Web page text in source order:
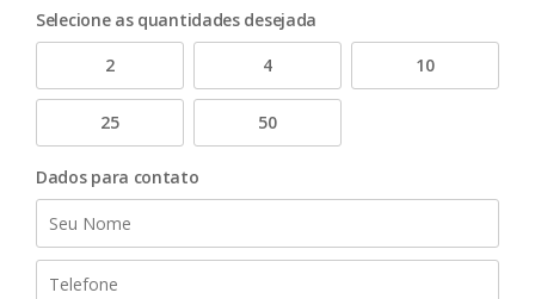
Selecione as quantidades desejada
2
4 10
25 50
Dados para contato